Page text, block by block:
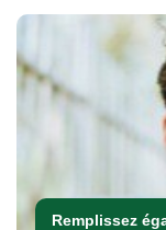
Remplissez